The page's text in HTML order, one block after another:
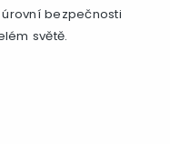
bezpečnosti
světě.